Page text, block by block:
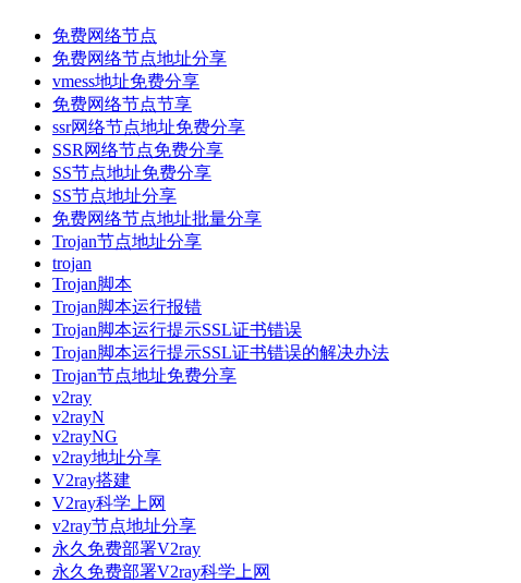
免费网络节点
免费网络节点地址分享
vmess地址免费分享
免费网络节点节享
ssr网络节点地址免费分享
SSR网络节点免费分享
SS节点地址免费分享
SS节点地址分享
免费网络节点地址批量分享
Trojan节点地址分享
trojan
Trojan脚本
Trojan脚本运行报错
Trojan脚本运行提示SSL证书错误
Trojan脚本运行提示SSL证书错误的解决办法
Trojan节点地址免费分享
v2ray
v2rayN
v2rayNG
v2ray地址分享
V2ray搭建
V2ray科学上网
v2ray节点地址分享
永久免费部署V2ray
永久免费部署V2ray科学上网